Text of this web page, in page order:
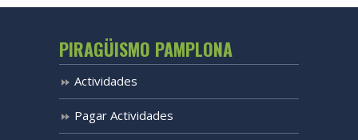
PIRAGÜISMO PAMPLONA
Actividades
Pagar Actividades